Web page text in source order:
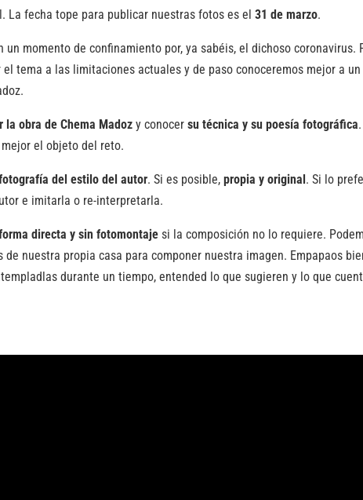
La fecha tope para publicar nuestras fotos es el31 de marzo.
un momento de confinamiento por, ya sabéis, el dichoso coronavirus.
tema a las limitaciones actuales y de paso conoceremos mejor a un
la obra de Chema Madoz y conocersu técnica y su poesía fotográfica
el objeto del reto.
del estilo del autor. Si es posible,propia y original . Si lo
e imitarla o re-interpretarla.
directa y sin fotomontaje si la composición no lo requiere.
nuestra propia casa para componer nuestra imagen. Empapaos
durante un tiempo, entended lo que sugieren y lo que